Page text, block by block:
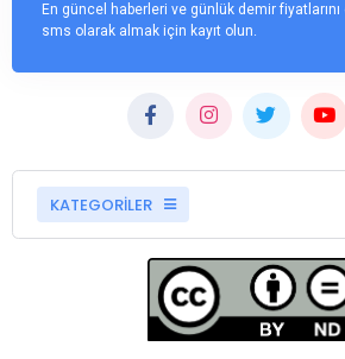
En güncel haberleri ve günlük demir
sms olarak almak için kayıt olun.
KATEGORİLER